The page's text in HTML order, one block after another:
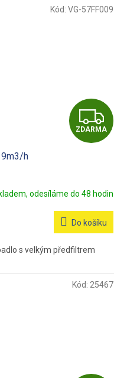
Z
D
R
M
A
ZDARMA
9m3/h
odesíláme do 48 hodin
Do košíku
s velkým předfiltrem
Kód:VG-57FF009
Kód: 25467